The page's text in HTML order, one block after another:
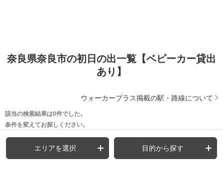
奈良県奈良市の初日の出一覧【ベビーカー貸出
あり】
ウォーカープラス掲載の駅・路線について
該当の検索結果は0件でした。
条件を変えてお探しください。
エリアを選択 目的から探す